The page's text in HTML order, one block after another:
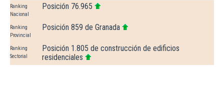
Ranking
Nacional
Posición 76.965
Ranking
Provincial
Posición 859 de Granada
Ranking
Sectorial
Posición 1.805 de construcción de edificios
residenciales